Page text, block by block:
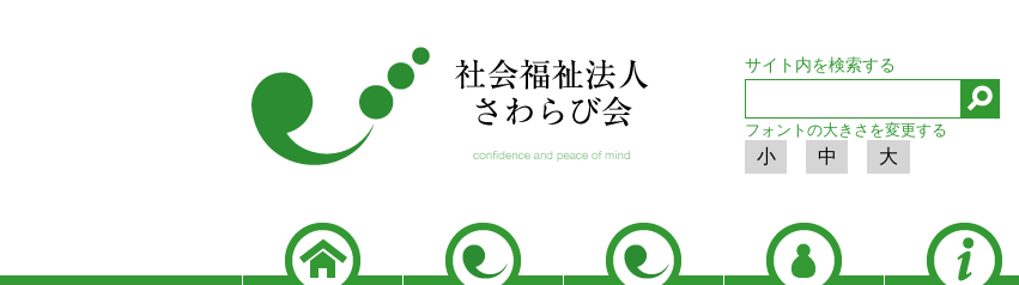
サイト内を検索する
フォントの大きさを変更する
小 中 大